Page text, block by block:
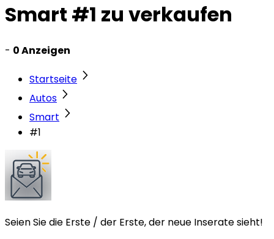
Smart #1 zu verkaufen
- 0 Anzeigen
Startseite
Autos
Smart
#1
Seien Sie die Erste / der Erste, der neue Inserate sieht!